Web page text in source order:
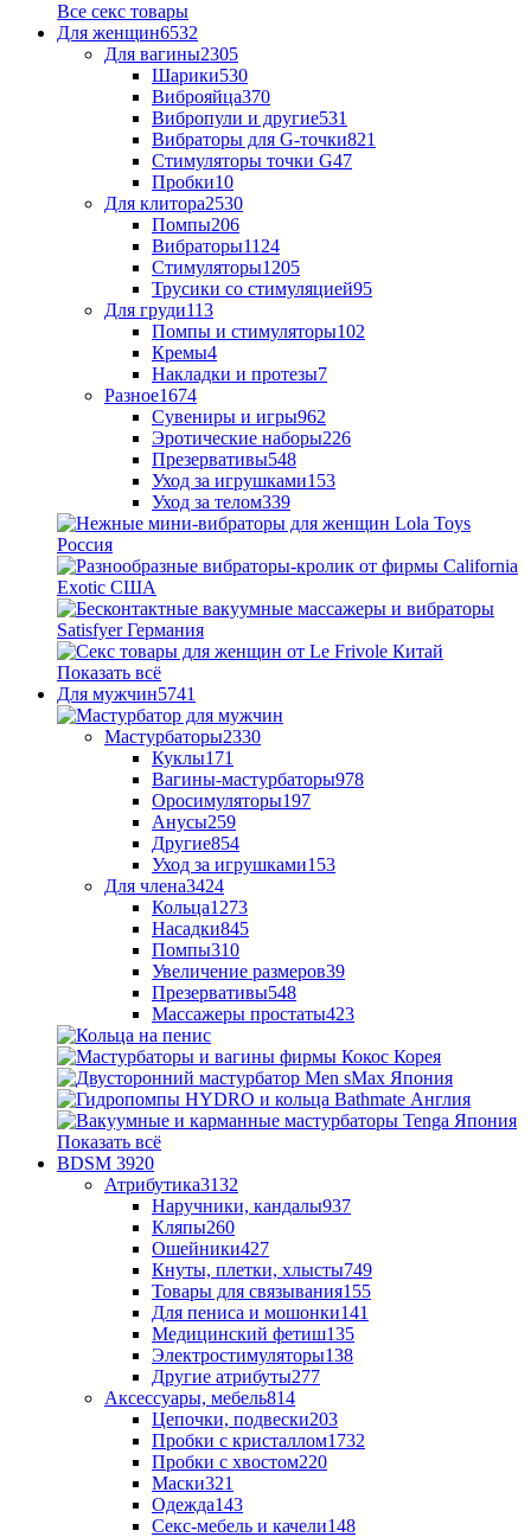
Все секс товары
Для женщин6532
Для вагины2305
Шарики530
Виброяйца370
Вибропули и другие531
Вибраторы для G-точки821
Стимуляторы точки G47
Пробки10
Для клитора2530
Помпы206
Вибраторы1124
Стимуляторы1205
Трусики со стимуляцией95
Для груди113
Помпы и стимуляторы102
Кремы4
Накладки и протезы7
Разное1674
Сувениры и игры962
Эротические наборы226
Презервативы548
Уход за игрушками153
Уход за телом339
Показать всё
Для мужчин5741
Мастурбаторы2330
Куклы171
Вагины-мастурбаторы978
Оросимуляторы197
Анусы259
Другие854
Уход за игрушками153
Для члена3424
Кольца1273
Насадки845
Помпы310
Увеличение размеров39
Презервативы548
Массажеры простаты423
Показать всё
BDSM 3920
Атрибутика3132
Наручники, кандалы937
Кляпы260
Ошейники427
Кнуты, плетки, хлысты749
Товары для связывания155
Для пениса и мошонки141
Медицинский фетиш135
Электростимуляторы138
Другие атрибуты277
Аксессуары, мебель814
Цепочки, подвески203
Пробки с кристаллом1732
Пробки с хвостом220
Маски321
Одежда143
Секс-мебель и качели148